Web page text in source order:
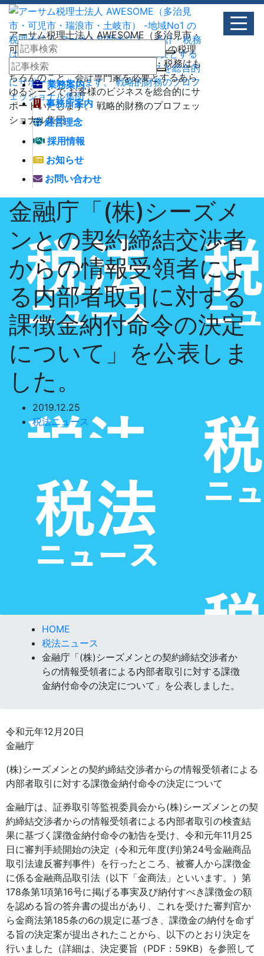
アーサム税理士法人 AWESOME（多治見市・
可児市・瑞浪市・土岐市） -地域No1 の税理
士法人 アーサム税理士法人 – 会計・税務はも
ちろんのこと、会計専門家を必要とするあら
ゆるシーンで お客様のビジネスを総合的にサ
ポートいたします。 戦略的財務のプロフェッ
ショナル集団
業務案内
事務所案内
経営理念
採用情報
お知らせ
お問い合わせ
金融庁「(株)シーズメ
ンとの契約締結交渉者
からの情報受領者によ
る内部者取引に対する
課徴金納付命令の決定
について」を公表しま
した。
2019.12.25
税法ニュース
HOME
税法ニュース
金融庁「(株)シーズメンとの契約締結交渉者か
らの情報受領者による内部者取引に対する課徴
金納付命令の決定について」を公表しました。
令和元年12月20日
金融庁
(株)シーズメンとの契約締結交渉者からの情報受領者による
内部者取引に対する課徴金納付命令の決定について
金融庁は、証券取引等監視委員会から(株)シーズメンとの契
約締結交渉者からの情報受領者による内部者取引の検査結
果に基づく課徴金納付命令の勧告を受け、令和元年11月25
日に審判手続開始の決定（令和元年度(判)第24号金融商品
取引法違反審判事件）を行ったところ、被審人から課徴金
に係る金融商品取引法（以下「金商法」といいます。）第
178条第1項第16号に掲げる事実及び納付すべき課徴金の額
を認める旨の答弁書の提出があり、これを受けた審判官か
ら金商法第185条の6の規定に基づき、課徴金の納付を命ず
る旨の決定案が提出されたことから、以下のとおり決定を
行いました（詳細は、決定要旨（PDF：59KB）を参照して